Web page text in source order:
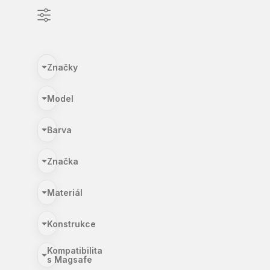
Značky
Model
Barva
Značka
Materiál
Konstrukce
Kompatibilita
s Magsafe